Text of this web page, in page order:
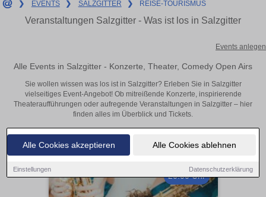
Alle Cookies akzeptieren Alle Cookies ablehnen
Einstellungen Datenschutzerklärung
❯ EVENTS ❯ SALZGITTER ❯ REISE-TOURISMUS
Veranstaltungen Salzgitter - Was ist los in Salzgitter
Events anlegen
Alle Events in Salzgitter - Konzerte, Theater, Comedy Open Airs
Sie wollen wissen was los ist in Salzgitter? Erleben Sie in Salzgitter
vielseitiges Event-Angebot! Ob mitreißende Konzerte, inspirierende
Theateraufführungen oder aufregende Veranstaltungen in Salzgitter – hier
finden alles im Überblick und Tickets.
20:00 Uhr